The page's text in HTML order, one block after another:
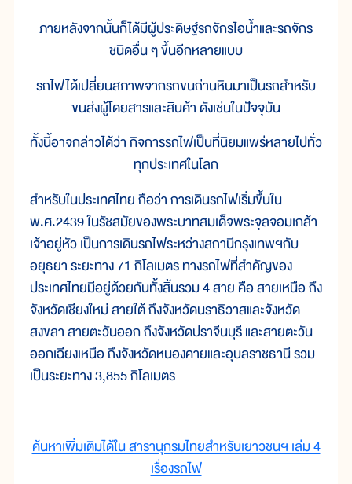
ภายหลังจากนั้นก็ได้มีผู้ประดิษฐ์รถจักรไอน้ำและรถจักร
ชนิดอื่น ๆ ขึ้นอีกหลายแบบ
รถไฟได้เปลี่ยนสภาพจากรถขนถ่านหินมาเป็นรถสำหรับ
ขนส่งผู้โดยสารและสินค้า ดังเช่นในปัจจุบัน
ทั้งนี้อาจกล่าวได้ว่า กิจการรถไฟเป็นที่นิยมแพร่หลายไปทั่ว
ทุกประเทศในโลก
สำหรับในประเทศไทย ถือว่า การเดินรถไฟเริ่มขึ้นใน
พ.ศ.2439 ในรัชสมัยของพระบาทสมเด็จพระจุลจอมเกล้า
เจ้าอยู่หัว เป็นการเดินรถไฟระหว่างสถานีกรุงเทพฯกับ
อยุธยา ระยะทาง 71 กิโลเมตร ทางรถไฟที่สำคัญของ
ประเทศไทยมีอยู่ด้วยกันทั้งสิ้นรวม 4 สาย คือ สายเหนือ ถึง
จังหวัดเชียงใหม่ สายใต้ ถึงจังหวัดนราธิวาสและจังหวัด
สงขลา สายตะวันออก ถึงจังหวัดปราจีนบุรี และสายตะวัน
ออกเฉียงเหนือ ถึงจังหวัดหนองคายและอุบลราชธานี รวม
เป็นระยะทาง 3,855 กิโลเมตร
ค้นหาเพิ่มเติมได้ใน สารานุกรมไทยสำหรับเยาวชนฯ เล่ม 4
เรื่องรถไฟ